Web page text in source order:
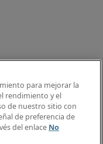
para mejorar la
rendimiento y el
de nuestro sitio con
de preferencia de
del enlace No